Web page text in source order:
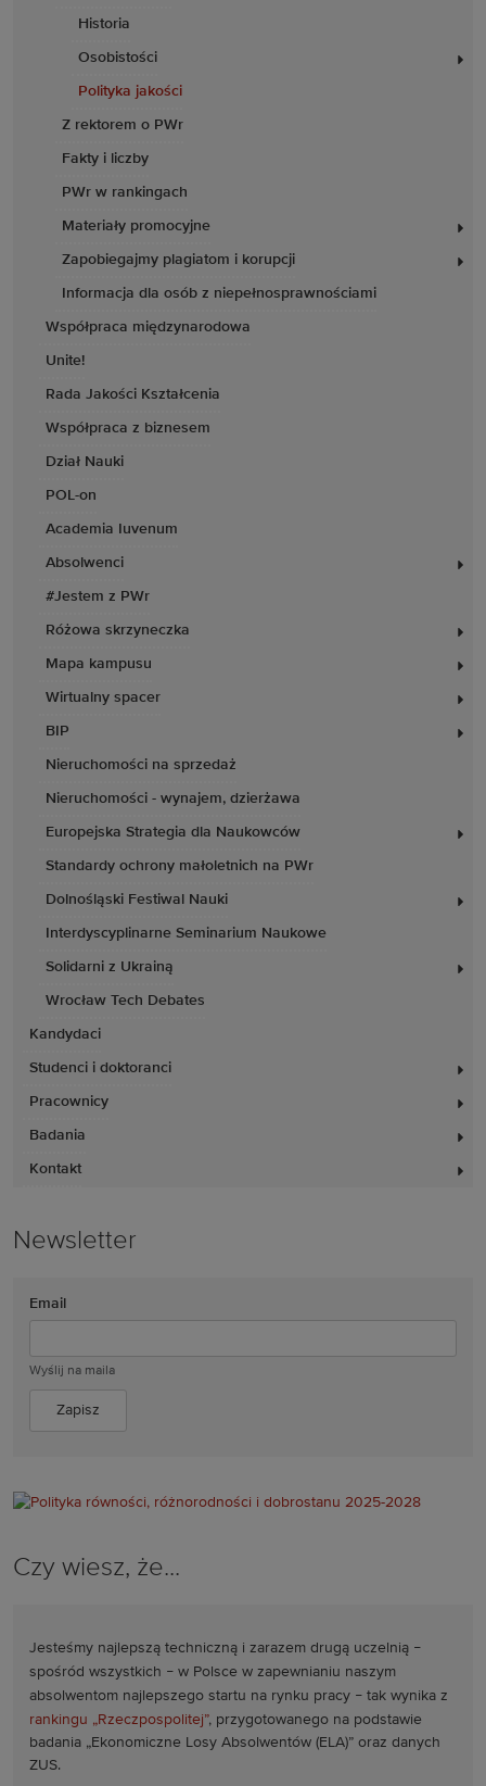
Historia
Osobistości
Polityka jakości
Z rektorem o PWr
Fakty i liczby
PWr w rankingach
Materiały promocyjne
Zapobiegajmy plagiatom i korupcji
Informacja dla osób z niepełnosprawnościami
Współpraca międzynarodowa
Unite!
Rada Jakości Kształcenia
Współpraca z biznesem
Dział Nauki
POL-on
Academia Iuvenum
Absolwenci
#Jestem z PWr
Różowa skrzyneczka
Mapa kampusu
Wirtualny spacer
BIP
Nieruchomości na sprzedaż
Nieruchomości - wynajem, dzierżawa
Europejska Strategia dla Naukowców
Standardy ochrony małoletnich na PWr
Dolnośląski Festiwal Nauki
Interdyscyplinarne Seminarium Naukowe
Solidarni z Ukrainą
Wrocław Tech Debates
Kandydaci
Studenci i doktoranci
Pracownicy
Badania
Kontakt
Newsletter
Email
Wyślij na maila
Czy wiesz, że...
Jesteśmy najlepszą techniczną i zarazem drugą uczelnią –
spośród wszystkich – w Polsce w zapewnianiu naszym
absolwentom najlepszego startu na rynku pracy – tak wynika z
rankingu „Rzeczpospolitej”, przygotowanego na podstawie
badania „Ekonomiczne Losy Absolwentów (ELA)” oraz danych
ZUS.